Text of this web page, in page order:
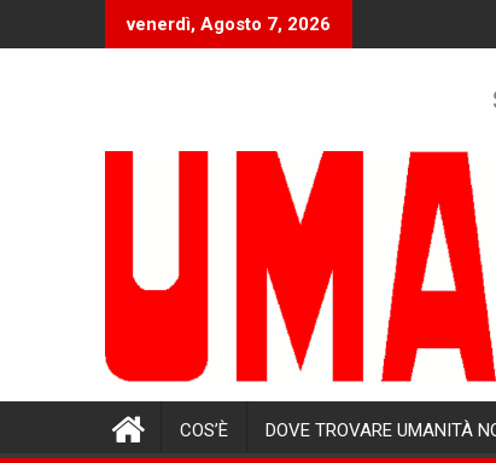
venerdì, Agosto 7, 2026
COS’È DOVE TROVARE UMANITÀ